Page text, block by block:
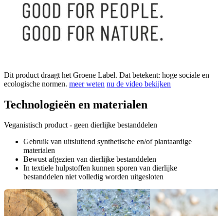
Dit product draagt het Groene Label. Dat betekent: hoge sociale en
ecologische normen. meer weten nu de video bekijken
Technologieën en materialen
Veganistisch product - geen dierlijke bestanddelen
Gebruik van uitsluitend synthetische en/of plantaardige
materialen
Bewust afgezien van dierlijke bestanddelen
In textiele hulpstoffen kunnen sporen van dierlijke
bestanddelen niet volledig worden uitgesloten